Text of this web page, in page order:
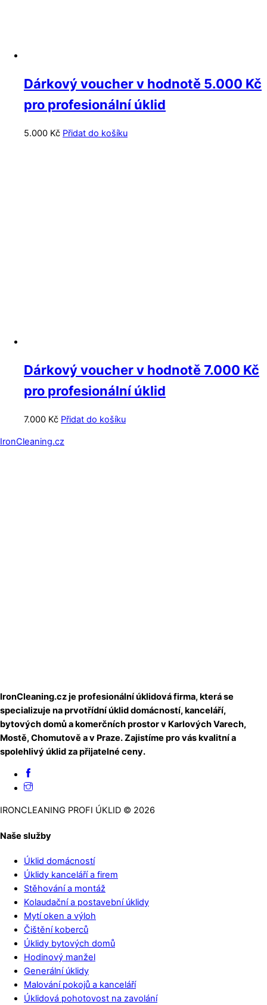
Dárkový voucher v hodnotě 5.000 Kč
pro profesionální úklid
5.000 Kč Přidat do košíku
Dárkový voucher v hodnotě 7.000 Kč
pro profesionální úklid
7.000 Kč Přidat do košíku
Back
IronCleaning.cz
IronCleaning.cz je profesionální úklidová firma, která se
specializuje na prvotřídní úklid domácností, kanceláří,
bytových domů a komerčních prostor v Karlových Varech,
Mostě, Chomutově a v Praze. Zajistíme pro vás kvalitní a
spolehlivý úklid za přijatelné ceny.
Instagram
IRONCLEANING PROFI ÚKLID © 2026
Naše služby
Úklid domácností
Úklidy kanceláří a firem
Stěhování a montáž
Kolaudační a postavební úklidy
Mytí oken a výloh
Čištění koberců
Úklidy bytových domů
Hodinový manžel
Generální úklidy
Malování pokojů a kanceláří
Úklidová pohotovost na zavolání